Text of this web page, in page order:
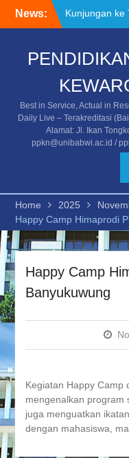
News:
Kunjungan ke
Asistensi
PGRI
Stakeholder
Undangan
dan
Best in Service, Actual in
Daily Live – Terakreditasi
Alamat: Jl. Ikan
ppkn@unibabwi.ac.id /
Home 2025
Happy Camp Himaprodi
Happy Camp
Banyukuwung
Kegiatan Happy Camp
mengenalkan program
juga menguatkan
dengan mahasiswa,